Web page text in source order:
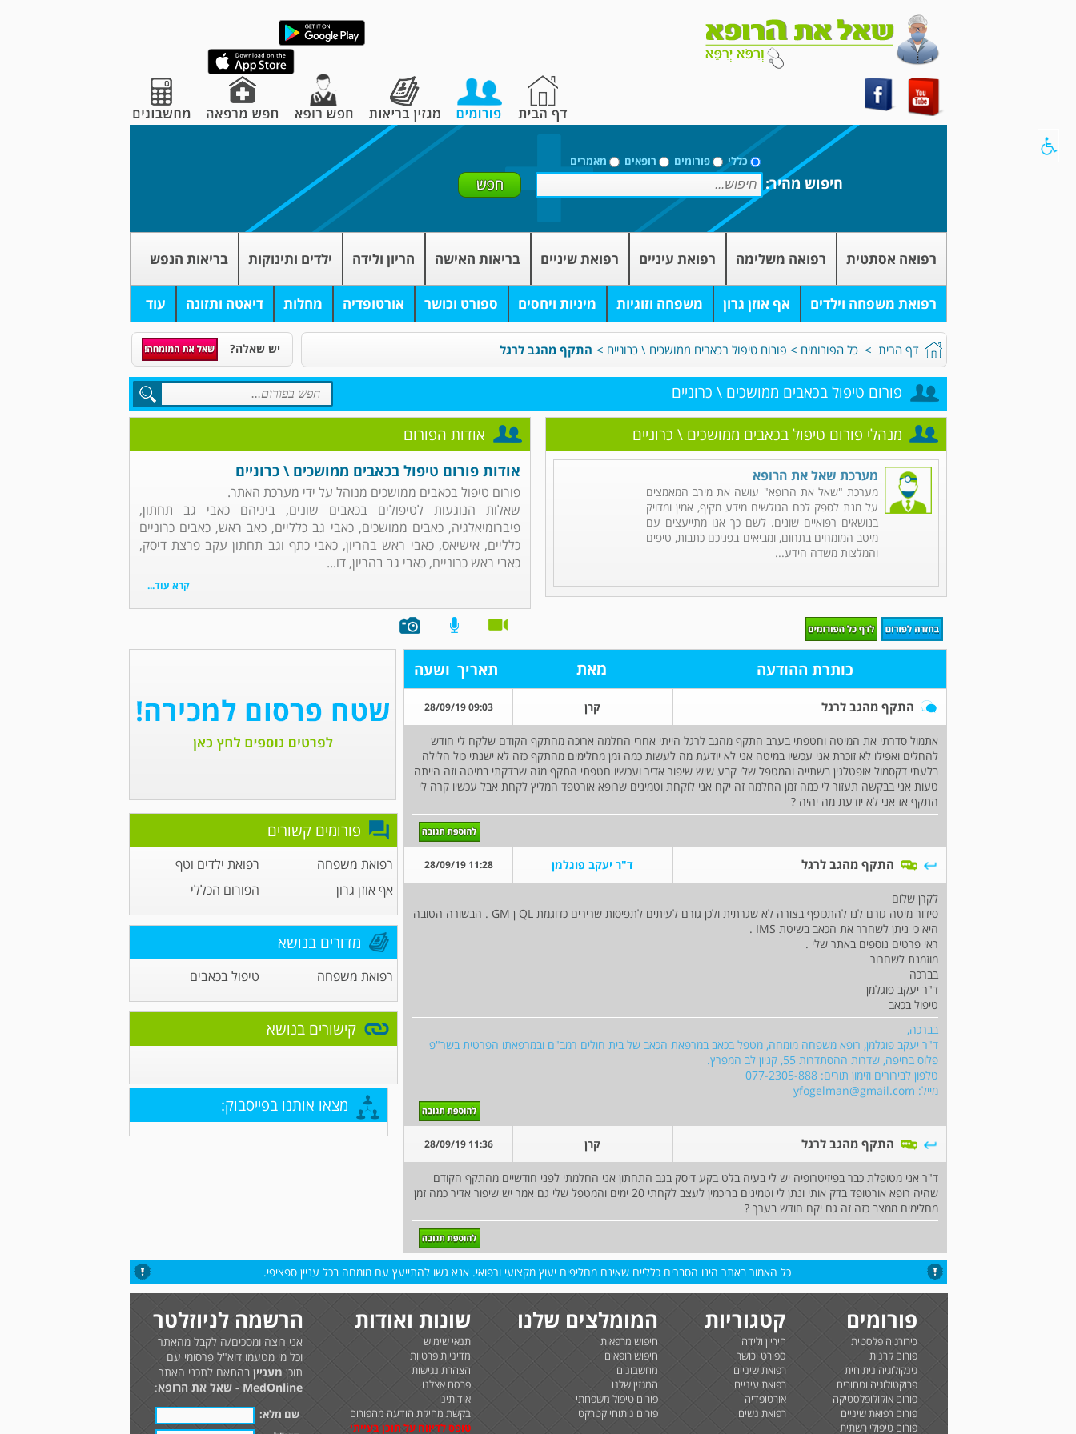
כללי פורומים רופאים מאמרים
חיפוש מהיר:
רפואה אסתטית רפואה משלימה רפואת עיניים רפואת שיניים בריאות האישה הריון ולידה ילדים ותינוקות בריאות הנפש
רפואת משפחה וילדים אף אוזן גרון משפחה וזוגיות מיניות ויחסים ספורט וכושר אורטופדיה מחלות דיאטה ותזונה עוד
דף הבית > כל הפורומים > פורום טיפול בכאבים ממושכים \ כרוניים > התקף מהגב לרגל יש שאלה?
פורום טיפול בכאבים ממושכים \ כרוניים
אודות הפורום
אודות פורום טיפול בכאבים ממושכים \ כרוניים
פורום טיפול בכאבים ממושכים מנוהל על ידי מערכת האתר.
שאלות הנוגעות לטיפולים בכאבים שונים, ביניהם כאבי גב תחתון,
פיברומיאלגיה, כאבים ממושכים, כאבי גב כלליים, כאב ראש, כאבים כרוניים
כלליים, אישיאס, כאבי ראש בהריון, כאבי כתף וגב תחתון עקב פרצת דיסק,
כאבי ראש כרוניים, כאבי גב בהריון, דו...
קרא עוד...
מנהלי פורום טיפול בכאבים ממושכים \ כרוניים
מערכת שאל את הרופא
מערכת "שאל את הרופא" עושה את מירב המאמצים
על מנת לספק לכם הגולשים מידע מקיף, אמין ומדויק
בנושאים רפואיים שונים. לשם כך אנו מתייעצים עם
מיטב המומחים בתחום, ומביאים בפניכם כתבות, טיפים
והמלצות משדה הידע...
כותרת ההודעה מאת תאריך ושעה
התקף מהגב לרגל קרן 09:03 28/09/19
אתמול סדרתי את המיטה וחטפתי בערב התקף מהגב לרגל הייתי אחרי החלמה ארוכה מהתקף הקודם שלקח לי חודש
להחלים ואפילו לא זוכרת אני עכשיו במיטה אני לא יודעת מה לעשות כמה זמן מחלימים מהתקף כזה לא ישנתי כול הלילה
בלעתי דקסמול אופטלגין בשתייה והמטפל שלי קבע שיש שיפור אדיר ועכשיו חטפתי התקף מזה שבדקתי במיטה וזה הייתה
טעות אני בבקשה תעזור לי כמה זמן החלמה זה יקח אני לוקחת וטמינים שרופא אורטפד המליץ לקחת אבל עכשיו קרה לי
התקף אז אני לא יודעת מה יהיה ?
התקף מהגב לרגל ד"ר יעקב פוגלמן 11:28 28/09/19
לקרן שלום
סידור מיטה גורם לנו להתכופף בצורה לא שגרתית ולכן גורם לעיתים לתפיסות שרירים כדוגמת QL ן GM . הבשורה הטובה
היא כי ניתן לשחרר את הכאב בשיטת IMS .
ראי פרטים נוספים באתר שלי .
מוזמנת לשחרור
בברכה
ד"ר יעקב פוגלמן
טיפול בכאב
בברכה,
ד"ר יעקב פוגלמן, רופא משפחה מומחה, מטפל בכאב במרפאת הכאב של בית חולים רמב"ם ובמרפאתו הפרטית בשר"פ
פלוס בחיפה, שדרות ההסתדרות 55, קניון לב המפרץ.
טלפון לבירורים וזימון תורים: 077-2305-888
מייל: yfogelman@gmail.com
התקף מהגב לרגל קרן 11:36 28/09/19
ד"ר אני מטופלת כבר בפיזיטרופיה יש לי בעיה בלט בקע דיסק בגב התחתון אני החלמתי לפני חודשיים מהתקף הקודם
שהיה רופא אורטופד בדק אותי ונתן לי וטמינים בריכמין לעצב לקחתי 20 ימים והמטפל שלי גם אמר יש שיפור אדיר כמה זמן
מחלימים ממצב כזה זה גם יקח חודש בערך ?
פורומים קשורים
רפואת משפחה
רפואת ילדים וטף
אף אוזן גרון
הפורום הכללי
מדורים בנושא
רפואת משפחה טיפול בכאבים
קישורים בנושא
מצאו אותנו בפייסבוק:
כל האמור באתר הינו הסברים כלליים שאינם מחליפים יעוץ מקצועי ורפואי. אנא גשו להתייעץ עם מומחה בכל עניין ספציפי.
פורומים
כירורגיה פלסטית
פורום קרנית
גינקולוגיה ניתוחית
פרוקטולוגיה וטחורים
פורום אוקולופלסטיקה
פורום רפואת שיניים
פורום טיפולי רשתית
קטגוריות
היריון ולידה
ספורט וכושר
רפואת שיניים
רפואת עיניים
אורטופדיה
רפואת נשים
המומלצים שלנו
חיפוש מרפאות
חיפוש רופאים
מחשבונים
המגזין שלנו
פורום טיפול משפחתי
פורום ניתוחי קטרקט
שונות ואודות
תנאי שימוש
מדיניות פרטיות
הצהרת נגישות
פרסם אצלנו
אודותינו
בקשת מחיקת הודעה מהפורום
טופס לדיווח על תוכן בעייתי
הרשמה לניוזלטר
אני רוצה ומסכים/ה לקבל מהאתר
וכל מי מטעמו דוא"ל פרסומי עם
תוכן מענייןבהתאם לתכני האתר
MedOnline - שאל את הרופא
:
שם מלא: